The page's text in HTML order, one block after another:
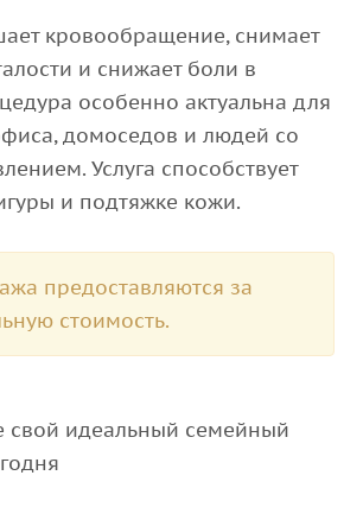
кровообращение, снимает
и снижает боли в
особенно актуальна для
домоседов и людей со
Услуга способствует
и подтяжке кожи.
предоставляются за
стоимость.
свой идеальный семейный